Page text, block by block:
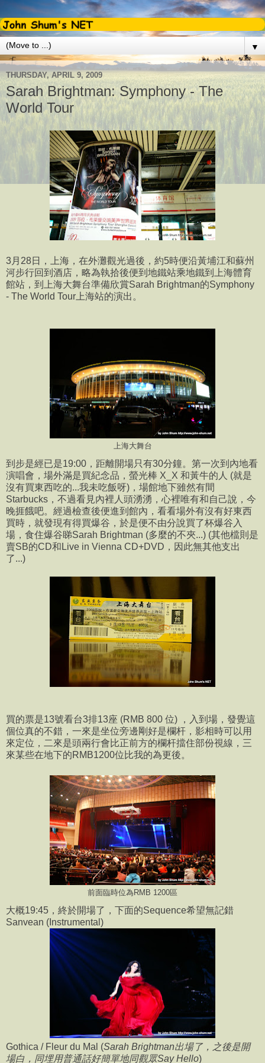
▼
THURSDAY, APRIL 9, 2009
Sarah Brightman: Symphony - The
World Tour
3月28日，上海，在外灘觀光過後，約5時便沿黃埔江和蘇州
河步行回到酒店，略為執拾後便到地鐵站乘地鐵到上海體育
館站，到上海大舞台準備欣賞Sarah Brightman的Symphony
- The World Tour上海站的演出。
上海大舞台
到步是經已是19:00，距離開場只有30分鐘。第一次到內地看
演唱會，場外滿是買紀念品，螢光棒 X_X 和黃牛的人 (就是
沒有買東西吃的...我未吃飯呀)，場館地下雖然有間
Starbucks，不過看見內裡人頭湧湧，心裡唯有和自己說，今
晚捱餓吧。經過檢查後便進到館內，看看場外有沒有好東西
買時，就發現有得買爆谷，於是便不由分說買了杯爆谷入
場，食住爆谷睇Sarah Brightman (多麼的不夾...) (其他檔則是
賣SB的CD和Live in Vienna CD+DVD，因此無其他支出
了...)
買的票是13號看台3排13座 (RMB 800 位) ，入到場，發覺這
個位真的不錯，一來是坐位旁邊剛好是欄杆，影相時可以用
來定位，二來是頭兩行會比正前方的欄杆擋住部份視線，三
來某些在地下的RMB1200位比我的為更後。
前面臨時位為RMB 1200區
大概19:45，終於開場了，下面的Sequence希望無記錯
Sanvean (Instrumental)
Gothica / Fleur du Mal (Sarah Brightman出場了，之後是開
場白，同埋用普通話好簡單地同觀眾Say Hello)